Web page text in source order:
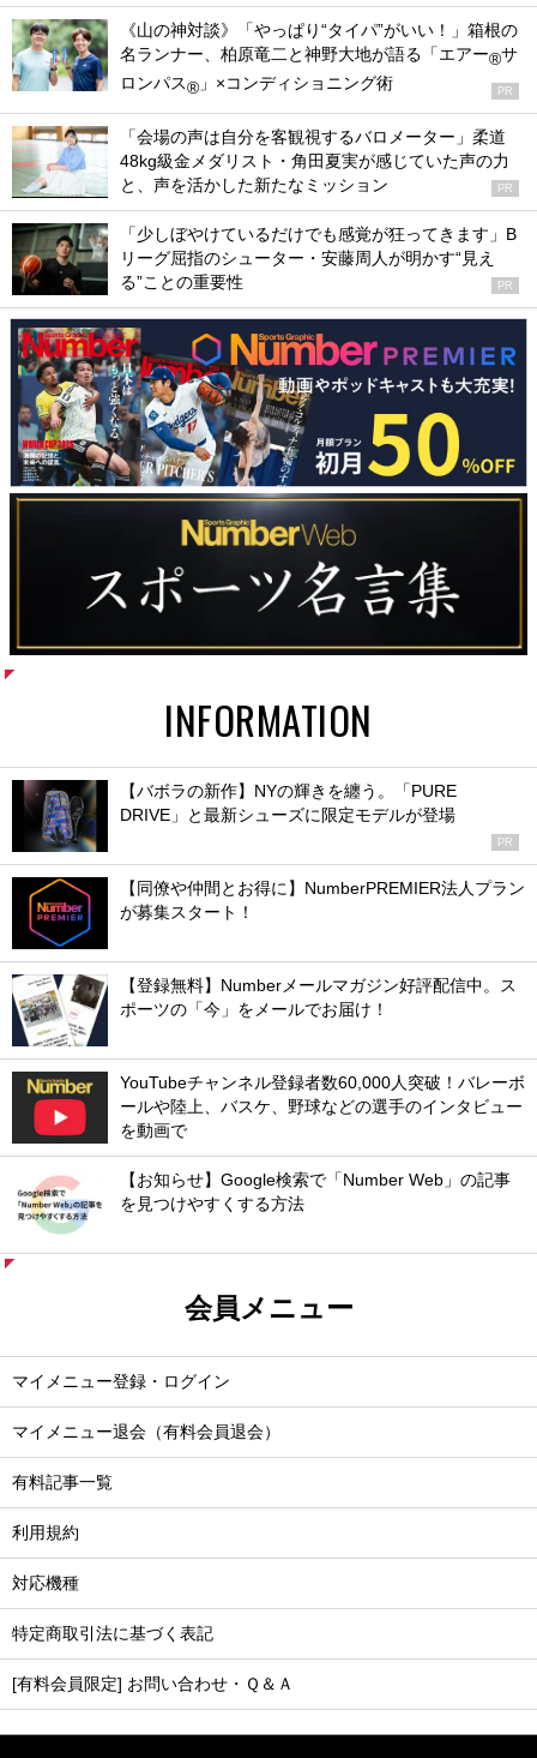
《山の神対談》「やっぱり“タイパ”がいい！」箱根の
名ランナー、柏原竜二と神野大地が語る「エアー®サ
ロンパス® 」×コンディショニング術 PR
「会場の声は自分を客観視するバロメーター」柔道
48kg級金メダリスト・角田夏実が感じていた声の力
と、声を活かした新たなミッション
PR
「少しぼやけているだけでも感覚が狂ってきます」B
リーグ屈指のシューター・安藤周人が明かす“見え
る”ことの重要性
PR
INFORMATION
【バボラの新作】NYの輝きを纏う。「PURE
DRIVE」と最新シューズに限定モデルが登場
PR
【同僚や仲間とお得に】NumberPREMIER法人プラン
が募集スタート！
【登録無料】Numberメールマガジン好評配信中。ス
ポーツの「今」をメールでお届け！
YouTubeチャンネル登録者数60,000人突破！バレーボ
ールや陸上、バスケ、野球などの選手のインタビュー
を動画で
【お知らせ】Google検索で「Number Web」の記事
を見つけやすくする方法
会員メニュー
マイメニュー登録・ログイン
マイメニュー退会（有料会員退会）
有料記事一覧
利用規約
対応機種
特定商取引法に基づく表記
[有料会員限定] お問い合わせ・Ｑ＆Ａ